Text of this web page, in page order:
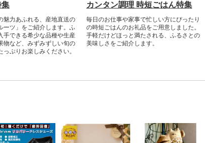
集
魅力あふれる、産地直送の
ーツ」をご紹介します。ふ
手できる希少な品種や生産
物など、みずみずしい旬の
っぷりお楽しみください。
カンタン調理 時短ごはん特集
毎日のお仕事や家事で忙しい方にぴったり
の時短ごはんのお礼品をご用意しました。
手軽だけどほっと満たされる、ふるさとの
美味しさをご紹介します。